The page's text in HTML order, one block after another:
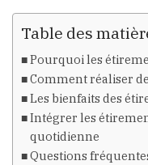
Table des
Pourquoi les
Comment réaliser
Les bienfaits des
Intégrer les
quotidienne
Questions